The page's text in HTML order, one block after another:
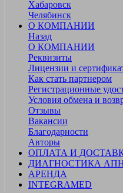
Хабаровск
Челябинск
О КОМПАНИИ
Назад
О КОМПАНИИ
Реквизиты
Лицензии и
Как стать партнером
Регистрационные
Условия обмена и
Отзывы
Вакансии
Благодарности
Авторы
ОПЛАТА И
ДИАГНОСТИКА
АРЕНДА
INTEGRAMED